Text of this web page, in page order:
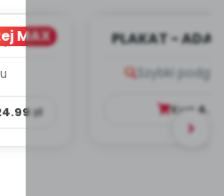
MAX
–
zł
PLAKAT -
Szybki
Kup